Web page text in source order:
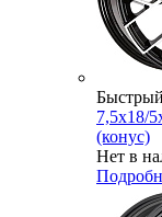
7,5x18/
(конус)
Нет в